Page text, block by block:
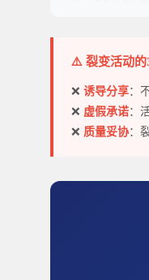
⚠️ 裂变活动的
❌ 诱导分享：
❌ 虚假承诺：
❌ 质量妥协：